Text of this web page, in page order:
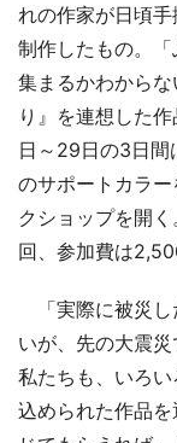
れの作家が日頃
制作したもの。
集まるかわから
り』を連想した
日～29日の3日間
のサポートカラ
クショップを開
回、参加費は
「実際に被災し
いが、先の大震
私たちも、いろ
込められた作品